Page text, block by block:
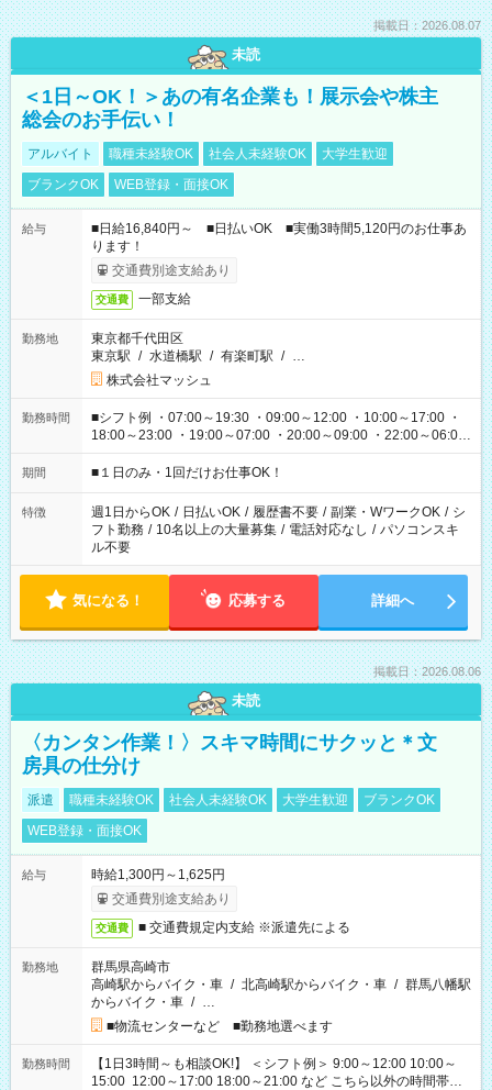
掲載日：2026.08.07
未読
＜1日～OK！＞あの有名企業も！展示会や株主
総会のお手伝い！
アルバイト 職種未経験OK 社会人未経験OK
大学生歓迎
ブランクOK
WEB登録・面接OK
給与
■日給16,840円～ ■日払いOK ■実働3時間5,120円のお仕事あ
ります！
交通費別途支給あり
交通費 一部支給
勤務地
東京都千代田区
東京駅 / 水道橋駅 / 有楽町駅 / …
株式会社マッシュ
勤務時間
■シフト例 ・07:00～19:30 ・09:00～12:00 ・10:00～17:00 ・
18:00～23:00 ・19:00～07:00 ・20:00～09:00 ・22:00～06:00
etc ★最短で3時間で5,120円のお仕事から 15時間で2万円近く稼
げるお仕事も！ ご希望のお時間に合わせてご紹介！ ※シフトは
ください！
期間 ■１日のみ・1回だけお仕事OK！
特徴 週1日からOK / 日払いOK / 履歴書不要 / 副業・WワークOK / シ
フト勤務 / 10名以上の大量募集 / 電話対応なし / パソコンスキ
ル不要
気になる！ 応募する 詳細へ
掲載日：2026.08.06
未読
〈カンタン作業！〉スキマ時間にサクッと＊文
房具の仕分け
派遣 職種未経験OK 社会人未経験OK 大学生歓迎
ブランクOK
WEB登録・面接OK
給与
時給1,300円～1,625円
交通費別途支給あり
交通費 ■ 交通費規定内支給 ※派遣先による
勤務地
群馬県高崎市
高崎駅からバイク・車 / 北高崎駅からバイク・車 / 群馬八幡駅
からバイク・車 / …
■物流センターなど ■勤務地選べます
勤務時間
【1日3時間～も相談OK!】 ＜シフト例＞ 9:00～12:00 10:00～
15:00 12:00～17:00 18:00～21:00 など こちら以外の時間帯も